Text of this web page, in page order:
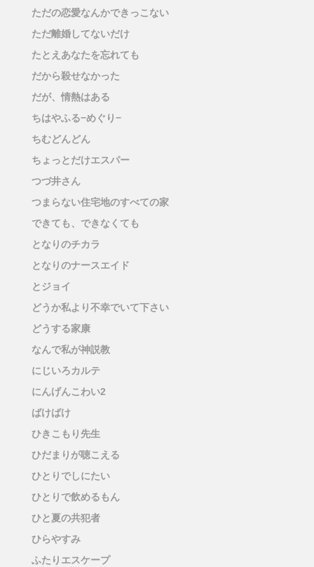
ただの恋愛なんかできっこない
ただ離婚してないだけ
たとえあなたを忘れても
だから殺せなかった
だが、情熱はある
ちはやふる−めぐり−
ちむどんどん
ちょっとだけエスパー
つづ井さん
つまらない住宅地のすべての家
できても、できなくても
となりのチカラ
となりのナースエイド
とジョイ
どうか私より不幸でいて下さい
どうする家康
なんで私が神説教
にじいろカルテ
にんげんこわい2
ばけばけ
ひきこもり先生
ひだまりが聴こえる
ひとりでしにたい
ひとりで飲めるもん
ひと夏の共犯者
ひらやすみ
ふたりエスケープ